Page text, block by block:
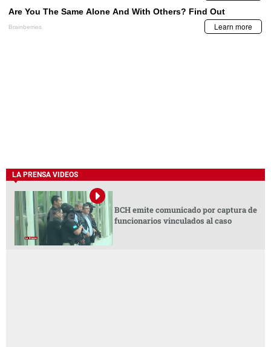
LA PRENSA VIDEOS
BCH emite comunicado por captura de
funcionarios vinculados al caso